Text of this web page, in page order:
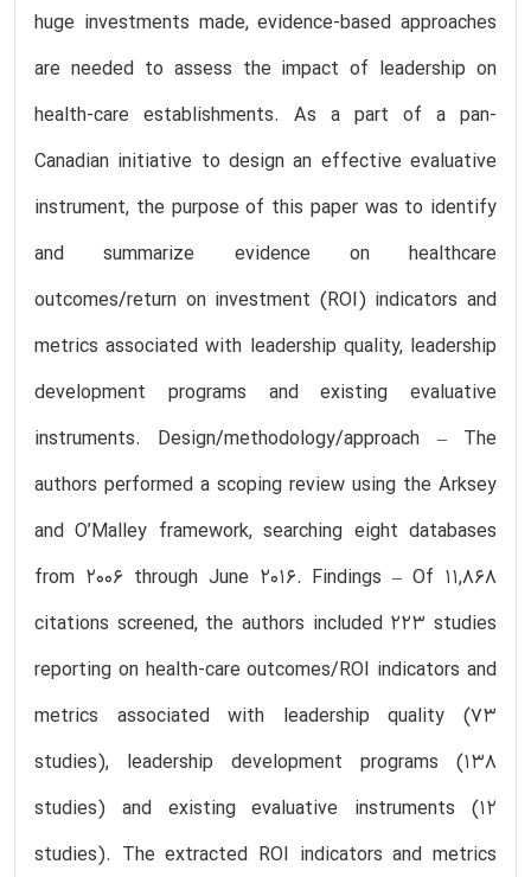
huge investments made, evidence-based approaches
are needed to assess the impact of leadership on
health-care establishments. As a part of a pan-
Canadian initiative to design an effective evaluative
instrument, the purpose of this paper was to identify
and summarize evidence on healthcare
outcomes/return on investment (ROI) indicators and
metrics associated with leadership quality, leadership
development programs and existing evaluative
instruments. Design/methodology/approach – The
authors performed a scoping review using the Arksey
and O’Malley framework, searching eight databases
from 2006 through June 2016. Findings – Of 11,868
citations screened, the authors included 223 studies
reporting on health-care outcomes/ROI indicators and
metrics associated with leadership quality (73
studies), leadership development programs (138
studies) and existing evaluative instruments (12
studies). The extracted ROI indicators and metrics